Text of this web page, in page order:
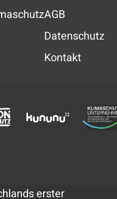
AGB
Datenschutz
Kontakt
erster